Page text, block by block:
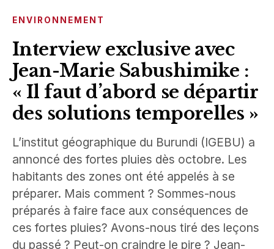
ENVIRONNEMENT
Interview exclusive avec
Jean-Marie Sabushimike :
« Il faut d’abord se départir
des solutions temporelles »
L’institut géographique du Burundi (IGEBU) a
annoncé des fortes pluies dès octobre. Les
habitants des zones ont été appelés à se
préparer. Mais comment ? Sommes-nous
préparés à faire face aux conséquences de
ces fortes pluies? Avons-nous tiré des leçons
du passé ? Peut-on craindre le pire ? Jean-